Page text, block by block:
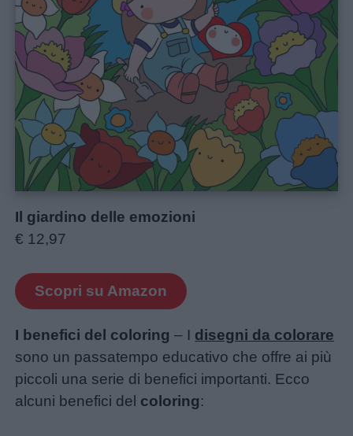
Il giardino delle emozioni
€ 12,97
Scopri su Amazon
I benefici del coloring – I disegni da colorare
sono un passatempo educativo che offre ai più
piccoli una serie di benefici importanti. Ecco
alcuni benefici del coloring: